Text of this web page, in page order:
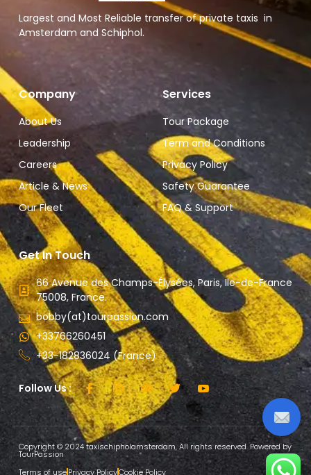
Largest and Most Reliable transfer of private taxis in
Amsterdam and Schiphol.
Company
About Us
Leadership
Careers
Article & News
Our Fleet
Services
Tour Package
Term and Conditions
Privacy Policy
Safety Guarantee
FAQ & Support
Get In Touch
66 Avenue des Champs-Élysées, Paris, Ile-de-France
75008, France.
bobby(at)tourpassion.com
+33766260451
+33-182836024 (France)
Follow Us :
Copyright © 2024 taxischipholamsterdam, All rights reserved. Powered by
TourPassion
Terms of usePrivacy PolicyCookie Policy